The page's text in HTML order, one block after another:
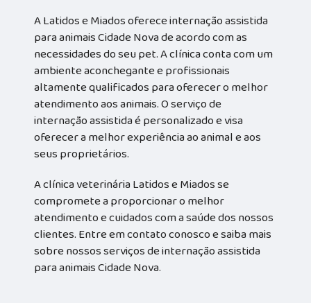
A Latidos e Miados oferece internação assistida
para animais Cidade Nova de acordo com as
necessidades do seu pet. A clínica conta com um
ambiente aconchegante e profissionais
altamente qualificados para oferecer o melhor
atendimento aos animais. O serviço de
internação assistida é personalizado e visa
oferecer a melhor experiência ao animal e aos
seus proprietários.
A clínica veterinária Latidos e Miados se
compromete a proporcionar o melhor
atendimento e cuidados com a saúde dos nossos
clientes. Entre em contato conosco e saiba mais
sobre nossos serviços de internação assistida
para animais Cidade Nova.